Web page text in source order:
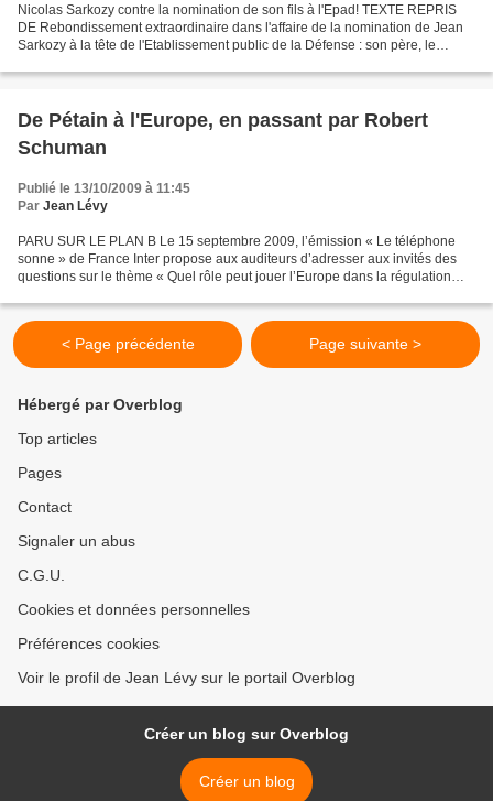
Nicolas Sarkozy contre la nomination de son fils à l'Epad! TEXTE REPRIS
DE Rebondissement extraordinaire dans l'affaire de la nomination de Jean
Sarkozy à la tête de l'Etablissement public de la Défense : son père, le
De Pétain à l'Europe, en passant par Robert
Schuman
Publié le 13/10/2009 à 11:45
Par Jean Lévy
PARU SUR LE PLAN B Le 15 septembre 2009, l’émission « Le téléphone
sonne » de France Inter propose aux auditeurs d’adresser aux invités des
questions sur le thème « Quel rôle peut jouer l’Europe dans la régulation
< Page précédente Page suivante >
Hébergé par Overblog
Top articles
Pages
Contact
Signaler un abus
C.G.U.
Cookies et données personnelles
Préférences cookies
Voir le profil de Jean Lévy sur le portail Overblog
Créer un blog sur Overblog
Créer un blog